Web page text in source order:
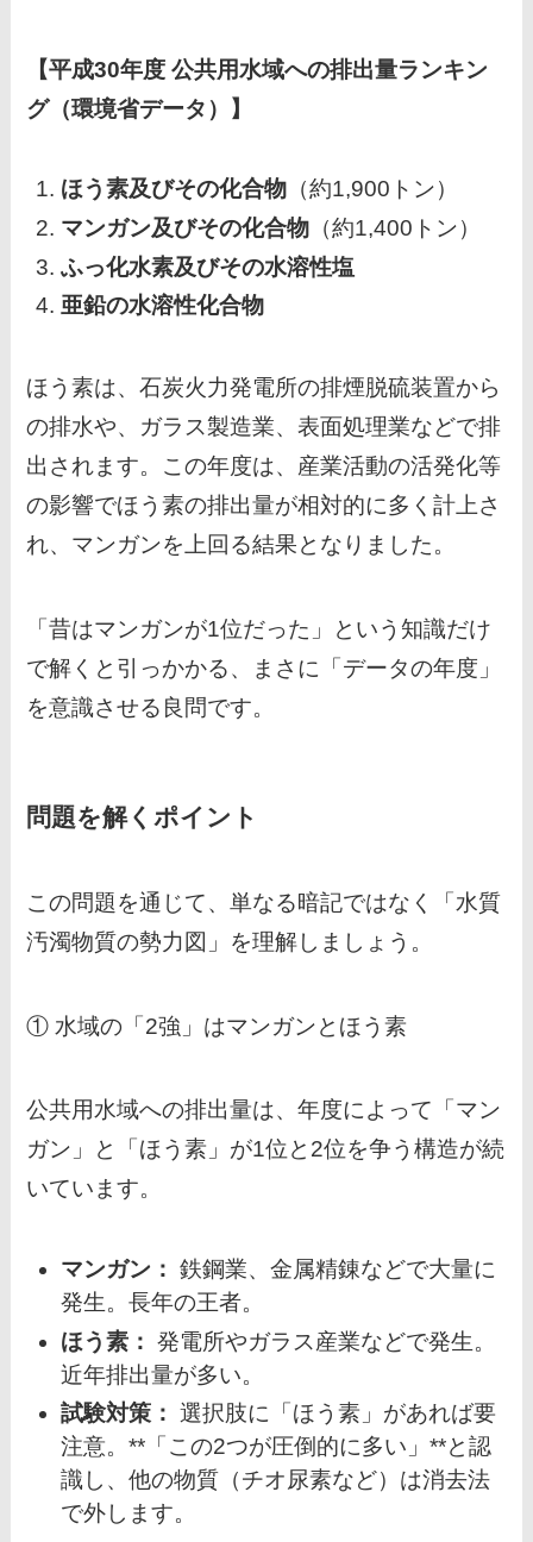
【平成30年度 公共用水域への排出量ランキン
グ（環境省データ）】
ほう素及びその化合物（約1,900トン）
マンガン及びその化合物（約1,400トン）
ふっ化水素及びその水溶性塩
亜鉛の水溶性化合物
ほう素は、石炭火力発電所の排煙脱硫装置から
の排水や、ガラス製造業、表面処理業などで排
出されます。この年度は、産業活動の活発化等
の影響でほう素の排出量が相対的に多く計上さ
れ、マンガンを上回る結果となりました。
「昔はマンガンが1位だった」という知識だけ
で解くと引っかかる、まさに「データの年度」
を意識させる良問です。
問題を解くポイント
この問題を通じて、単なる暗記ではなく「水質
汚濁物質の勢力図」を理解しましょう。
① 水域の「2強」はマンガンとほう素
公共用水域への排出量は、年度によって「マン
ガン」と「ほう素」が1位と2位を争う構造が続
いています。
マンガン： 鉄鋼業、金属精錬などで大量に
発生。長年の王者。
ほう素： 発電所やガラス産業などで発生。
近年排出量が多い。
試験対策： 選択肢に「ほう素」があれば要
注意。**「この2つが圧倒的に多い」**と認
識し、他の物質（チオ尿素など）は消去法
で外します。